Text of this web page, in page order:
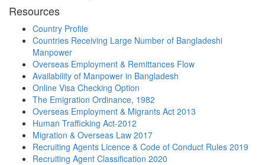
Resources
Country Profile
Countries Receiving Large Number of Bangladeshi
Manpower
Overseas Employment & Remittances Flow
Availability of Manpower in Bangladesh
Online Visa Checking Option
The Emigration Ordinance, 1982
Overseas Employment & Migrants Act 2013
Human Trafficking Act-2012
Migration & Overseas Law 2017
Recruiting Agents Licence & Code of Conduct Rules 2019
Recruiting Agent Classification 2020